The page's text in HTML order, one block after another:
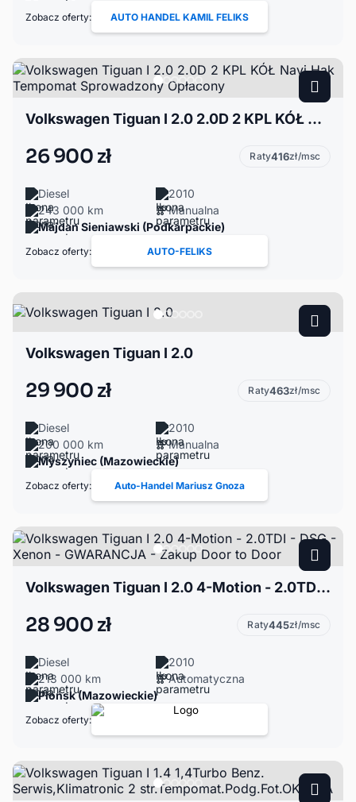
Zobacz oferty: AUTO HANDEL KAMIL FELIKS
Volkswagen Tiguan I 2.0 2.0D 2 KPL KÓŁ Navi Hak Tempomat Sprowadzony Opłacony
26 900 zł Raty416zł/msc
Diesel
2010
243 000 km
Manualna
Majdan Sieniawski (Podkarpackie)
Zobacz oferty: AUTO-FELIKS
Volkswagen Tiguan I 2.0
29 900 zł Raty463zł/msc
Diesel
2010
200 000 km
Manualna
Myszyniec (Mazowieckie)
Zobacz oferty: Auto-Handel Mariusz Gnoza
Volkswagen Tiguan I 2.0 4-Motion - 2.0TDI - DSG - Xenon - GWARANCJA - Zakup Door to Door
28 900 zł Raty445zł/msc
Diesel
2010
213 000 km
Automatyczna
Płońsk (Mazowieckie)
Zobacz oferty: